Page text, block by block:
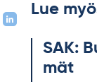
Lue
SAK:
mät